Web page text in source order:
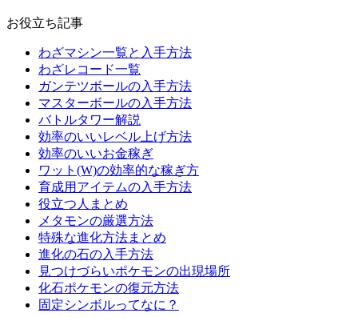
お役立ち記事
わざマシン一覧と入手方法
わざレコード一覧
ガンテツボールの入手方法
マスターボールの入手方法
バトルタワー解説
効率のいいレベル上げ方法
効率のいいお金稼ぎ
ワット(W)の効率的な稼ぎ方
育成用アイテムの入手方法
役立つ人まとめ
メタモンの厳選方法
特殊な進化方法まとめ
進化の石の入手方法
見つけづらいポケモンの出現場所
化石ポケモンの復元方法
固定シンボルってなに？